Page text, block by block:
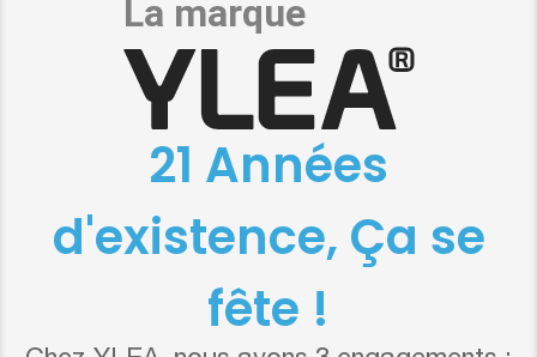
21 Années
d'existence, Ça se
fête !